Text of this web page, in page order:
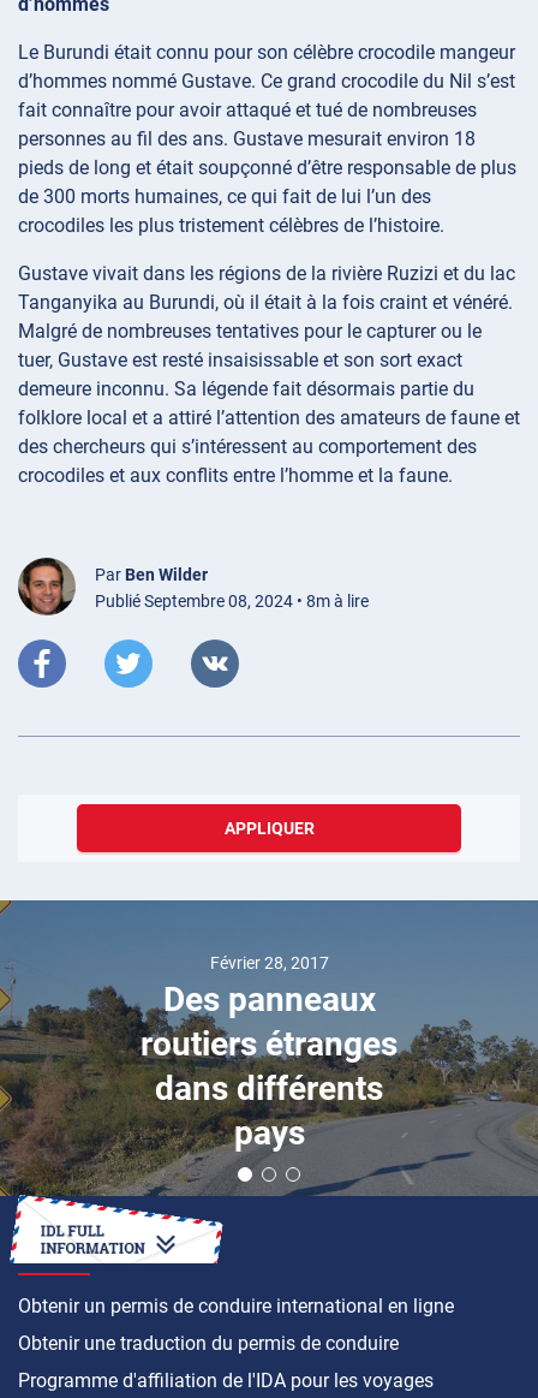
Le Burundi était connu pour son célèbre crocodile mangeur
d’hommes nommé Gustave. Ce grand crocodile du Nil s’est
fait connaître pour avoir attaqué et tué de nombreuses
personnes au fil des ans. Gustave mesurait environ 18
pieds de long et était soupçonné d’être responsable de plus
de 300 morts humaines, ce qui fait de lui l’un des
crocodiles les plus tristement célèbres de l’histoire.
Gustave vivait dans les régions de la rivière Ruzizi et du lac
Tanganyika au Burundi, où il était à la fois craint et vénéré.
Malgré de nombreuses tentatives pour le capturer ou le
tuer, Gustave est resté insaisissable et son sort exact
demeure inconnu. Sa légende fait désormais partie du
folklore local et a attiré l’attention des amateurs de faune et
des chercheurs qui s’intéressent au comportement des
crocodiles et aux conflits entre l’homme et la faune.
Par Ben Wilder
Publié Septembre 08, 2024 • 8m à lire
APPLIQUER
Février 28, 2017
Des panneaux
routiers étranges
dans différents
pays
COMMENT FAIRE
Obtenir un permis de conduire international en ligne
Obtenir une traduction du permis de conduire
Programme d'affiliation de l'IDA pour les voyages